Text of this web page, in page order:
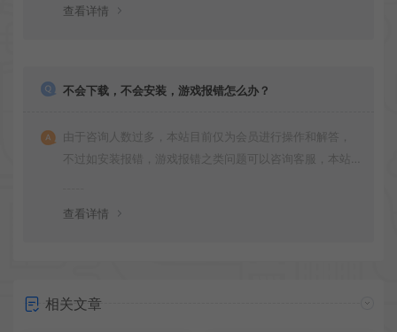
查看详情
不会下载，不会安装，游戏报错怎么办？
由于咨询人数过多，本站目前仅为会员进行操作和解答，
不过如安装报错，游戏报错之类问题可以咨询客服，本站
查看详情
相关文章